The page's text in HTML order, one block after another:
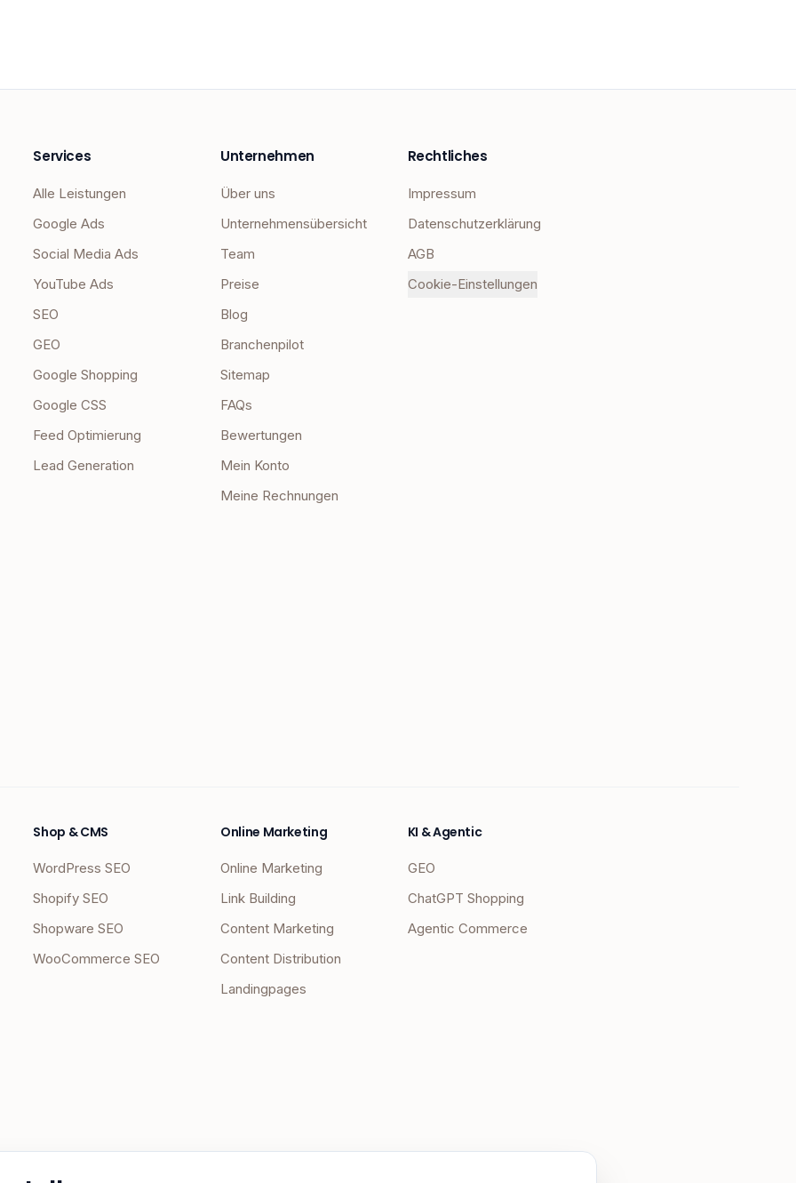
Services
Alle Leistungen
Google Ads
Social Media Ads
YouTube Ads
SEO
GEO
Google Shopping
Google CSS
Feed Optimierung
Lead Generation
Unternehmen
Über uns
Unternehmensübersicht
Team
Preise
Blog
Branchenpilot
Sitemap
FAQs
Bewertungen
Mein Konto
Meine Rechnungen
Rechtliches
Impressum
Datenschutzerklärung
AGB
Cookie-Einstellungen
Shop & CMS
WordPress SEO
Shopify SEO
Shopware SEO
WooCommerce SEO
Online Marketing
Online Marketing
Link Building
Content Marketing
Content Distribution
Landingpages
KI & Agentic
GEO
ChatGPT Shopping
Agentic Commerce